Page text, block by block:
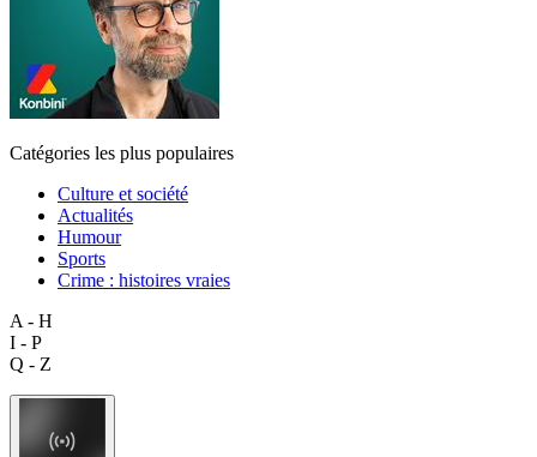
Catégories les plus populaires
Culture et société
Actualités
Humour
Sports
Crime : histoires vraies
A - H
I - P
Q - Z